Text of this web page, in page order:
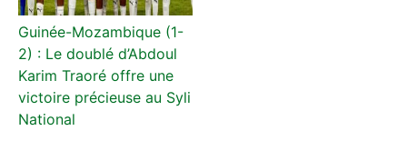
Guinée-Mozambique (1-
2) : Le doublé d’Abdoul
Karim Traoré offre une
victoire précieuse au Syli
National